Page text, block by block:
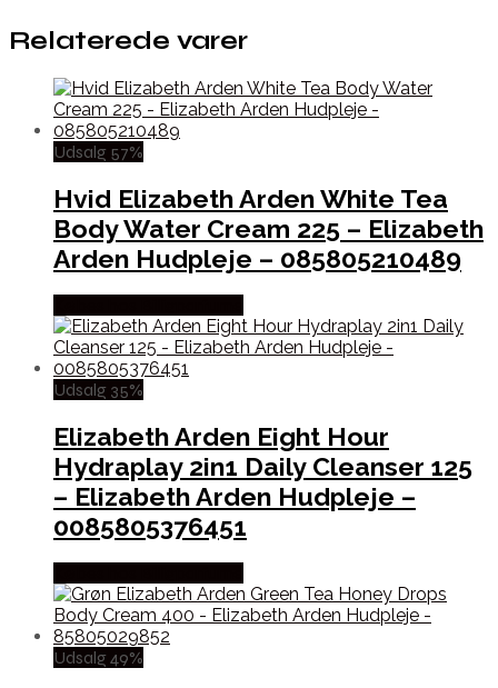
Relaterede varer
Udsalg 57%
Hvid Elizabeth Arden White Tea
Body Water Cream 225 – Elizabeth
Arden Hudpleje – 085805210489
Udsalg 35%
Elizabeth Arden Eight Hour
Hydraplay 2in1 Daily Cleanser 125
– Elizabeth Arden Hudpleje –
0085805376451
Udsalg 49%